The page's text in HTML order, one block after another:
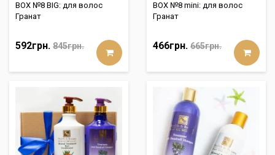
BOX №8 BIG: для волос
Гранат
592грн. 845грн.
BOX №8 mini: для волос
Гранат
466грн. 665грн.